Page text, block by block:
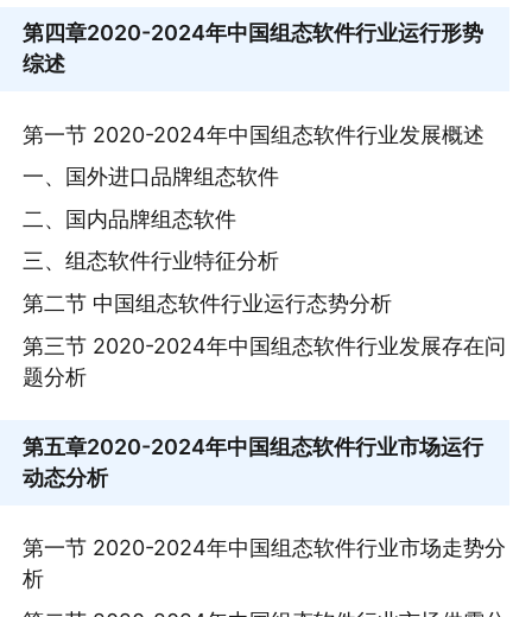
第四章2020-2024年中国组态软件行业运行形势
综述
第一节 2020-2024年中国组态软件行业发展概述
一、国外进口品牌组态软件
二、国内品牌组态软件
三、组态软件行业特征分析
第二节 中国组态软件行业运行态势分析
第三节 2020-2024年中国组态软件行业发展存在问
题分析
第五章2020-2024年中国组态软件行业市场运行
动态分析
第一节 2020-2024年中国组态软件行业市场走势分
析